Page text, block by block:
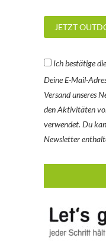
Ich bestätige die
Deine E-Mail-
Versand unseres
den Aktivitäten
verwendet. Du
Newsletter